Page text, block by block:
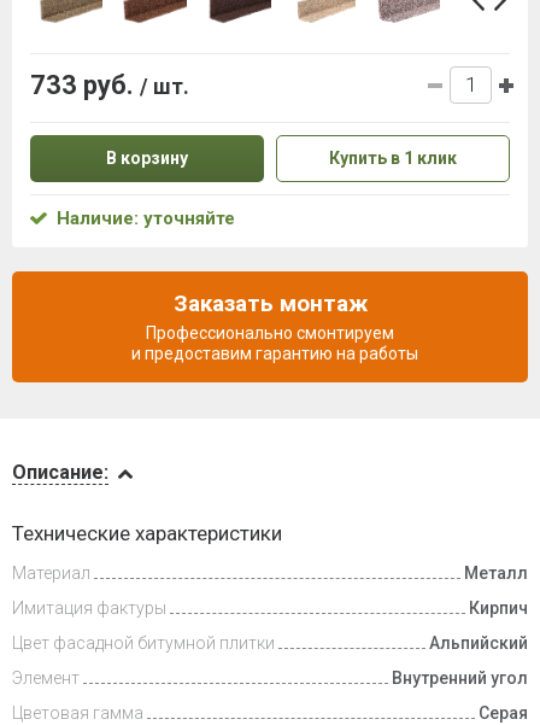
Доставка
и оплата
Описание:
Технические характеристики
Материал
Металл
Имитация фактуры
Кирпич
Цвет фасадной битумной плитки
Альпийский
Элемент
Внутренний угол
Цветовая гамма
Серая
733 руб. / шт.
В корзину Купить в 1 клик
Наличие: уточняйте
Заказать монтаж
Профессионально смонтируем
и предоставим гарантию на работы